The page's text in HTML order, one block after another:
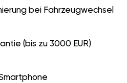
bei Fahrzeugwechsel
(bis zu 3000 EUR)